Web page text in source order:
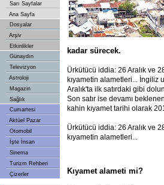
Sarı Sayfalar
Ana Sayfa
Dosyalar
Arşiv
Etkinlikler
Günaydın
Televizyon
Astroloji
Magazin
Sağlık
Cumartesi
Aktüel Pazar
Otomobil
İşte İnsan
Sinema
Turizm Rehberi
Çizerler
kadar sürecek.
Ürkütücü iddia: 26 Aralık ve
kıyametin alametleri... İngiliz
Aralık'ta ilk satırdaki gibi
Son satır ise devamı
kahin kıyamet tarihi olarak
Ürkütücü iddia: 26 Aralık ve
kıyametin alametleri...
Kıyamet alameti mi?